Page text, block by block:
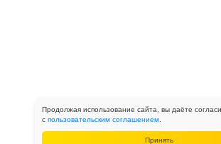
Продолжая использование сайта, вы даёте
с пользовательским соглашением.
Принять